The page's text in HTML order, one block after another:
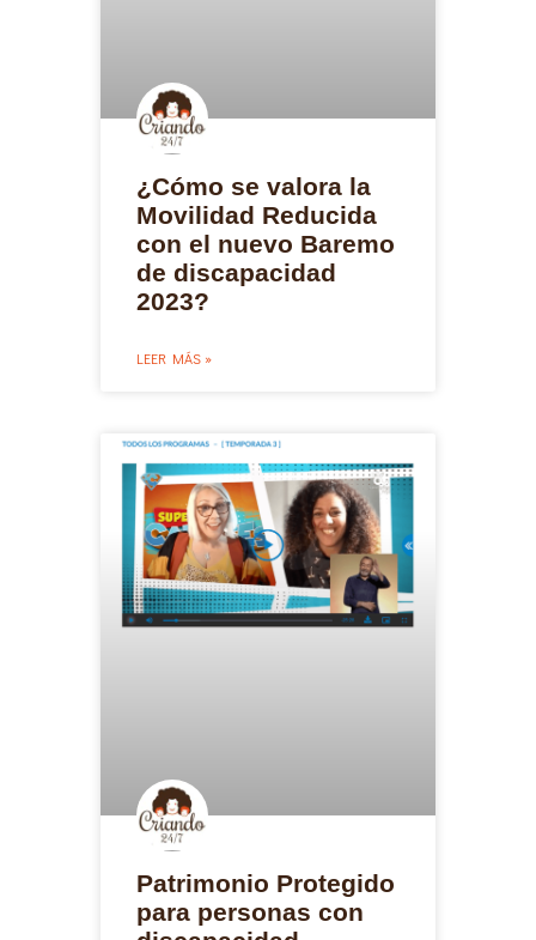
¿Cómo se valora la
Movilidad Reducida
con el nuevo Baremo
de discapacidad
2023?
LEER MÁS »
Patrimonio Protegido
para personas con